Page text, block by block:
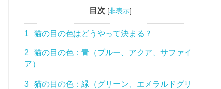
目次 [非表示]
1 猫の目の色はどうやって決まる？
2
猫の目の色：青（ブルー、アクア、サファイ
ア）
3
猫の目の色：緑（グリーン、エメラルドグリ